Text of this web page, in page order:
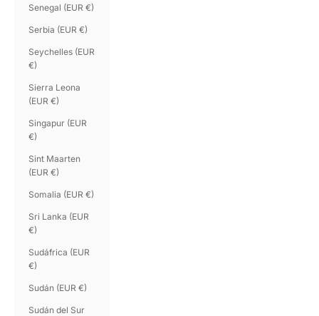
Senegal (EUR €)
Serbia (EUR €)
Seychelles (EUR
€)
Sierra Leona
(EUR €)
Singapur (EUR
€)
Sint Maarten
(EUR €)
Somalia (EUR €)
Sri Lanka (EUR
€)
Sudáfrica (EUR
€)
Sudán (EUR €)
Sudán del Sur